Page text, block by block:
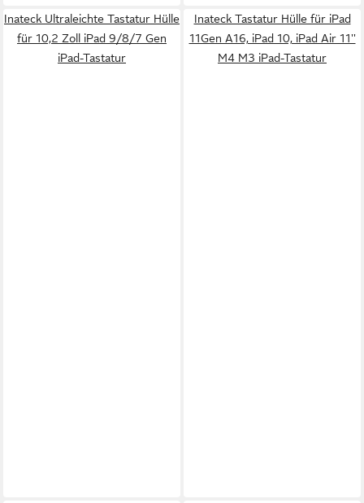
Inateck Ultraleichte Tastatur Hülle
für 10,2 Zoll iPad 9/8/7 Gen
iPad-Tastatur
Inateck Tastatur Hülle für iPad
11Gen A16, iPad 10, iPad Air 11''
M4 M3 iPad-Tastatur